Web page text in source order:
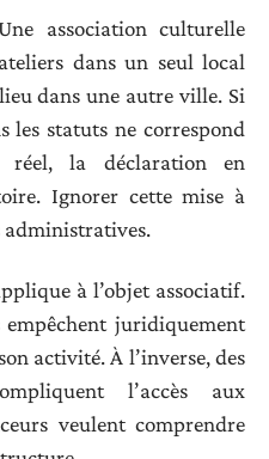
association culturelle
dans un seul local
dans une autre ville. Si
les statuts ne correspond
réel, la déclaration en
Ignorer cette mise à
administratives.
à l’objet associatif.
juridiquement
activité. À l’inverse, des
l’accès aux
veulent comprendre